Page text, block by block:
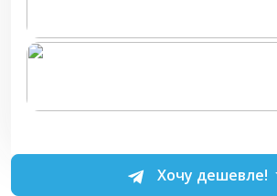
Хочу дешевле!